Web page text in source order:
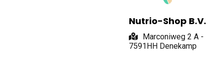
Nutrio-Shop B.V.
Marconiweg 2 A -
7591HH Denekamp